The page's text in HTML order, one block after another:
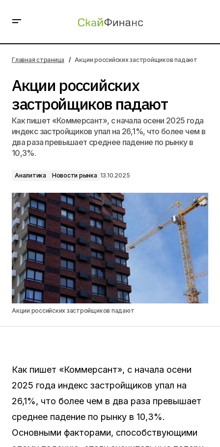
Главная страница Акции российских застройщиков падают
Акции российских
застройщиков падают
Как пишет «Коммерсант», с начала осени 2025 года
индекс застройщиков упал на 26,1%, что более чем в
два раза превышает среднее падение по рынку в
10,3%.
Аналитика Новости рынка 13.10.2025
Акции российских застройщиков падают
Как пишет «Коммерсант», с начала осени
2025 года индекс застройщиков упал на
26,1%, что более чем в два раза превышает
среднее падение по рынку в 10,3%.
Основными факторами, способствующими